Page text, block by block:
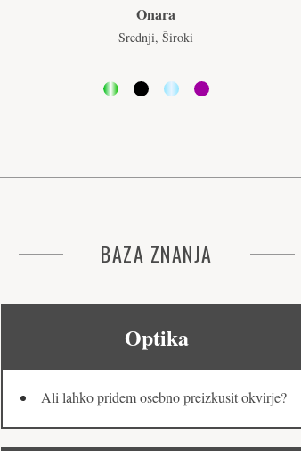
Onara
Srednji, Široki
BAZA ZNANJA
Optika
Ali lahko pridem osebno preizkusit okvirje?